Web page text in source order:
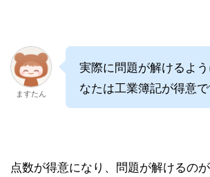
ますたん
実際に問題が解けるよ
なたは工業簿記が得意
点数が得意になり、問題が解けるの